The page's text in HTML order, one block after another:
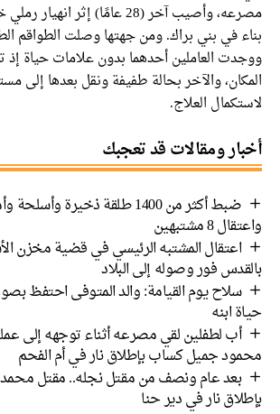
مصرعه، وأصيب آخر (28 عامًا) إثر
بناء في بني براك. ومن جهتها وصلت الطواقم
ووجدت العاملين أحدهما بدون علامات حياة إذ
المكان، والآخر بحالة طفيفة ونقل بعدها إلى
لاستكمال العلاج.
أخبار ومقالات قد تعجبك
ضبط أكثر من 1400 طلقة ذخيرة
واعتقال 8 مشتبهين
اعتقال المشتبه الرئيسي في قضية مخزن
بالقدس فور وصوله إلى البلاد
سلاح يوم القيامة: والد المتوفى احتفظ
حياة ابنه
أب لطفلين لقي مصرعه أثناء توجهه إلى
محمود جميل كساب بإطلاق نار في أم الفحم
بعد عام ونصف من مقتل نجله.. مقتل
بإطلاق نار في دير حنا